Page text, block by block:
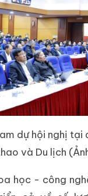
dự hội nghị tại
và Du lịch
học - công